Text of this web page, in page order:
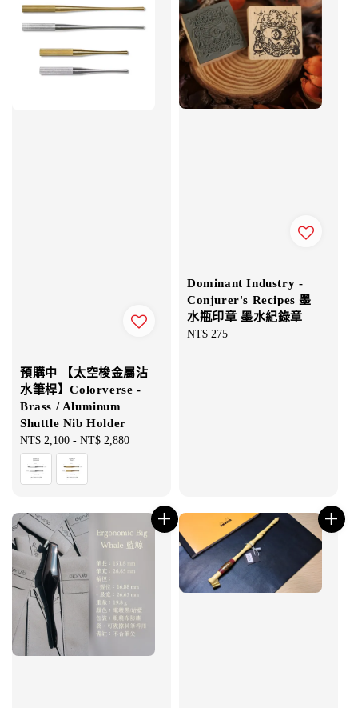
預購中 【太空梭金屬沾
水筆桿】Colorverse -
Brass / Aluminum
Shuttle Nib Holder
Regular
price
NT$ 2,100 - NT$ 2,880
Dominant Industry -
Conjurer's Recipes 墨
水瓶印章 墨水紀錄章
Regular
NT$ 275